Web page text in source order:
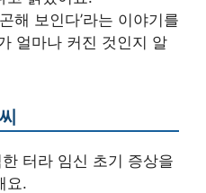
해 보인다’라는 이야기를
얼마나 커진 것인지 알
터라 임신 초기 증상을
요.